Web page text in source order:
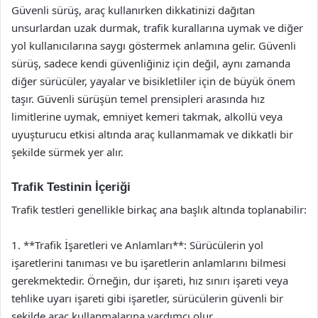
Güvenli sürüş, araç kullanırken dikkatinizi dağıtan
unsurlardan uzak durmak, trafik kurallarına uymak ve diğer
yol kullanıcılarına saygı göstermek anlamına gelir. Güvenli
sürüş, sadece kendi güvenliğiniz için değil, aynı zamanda
diğer sürücüler, yayalar ve bisikletliler için de büyük önem
taşır. Güvenli sürüşün temel prensipleri arasında hız
limitlerine uymak, emniyet kemeri takmak, alkollü veya
uyuşturucu etkisi altında araç kullanmamak ve dikkatli bir
şekilde sürmek yer alır.
Trafik Testinin İçeriği
Trafik testleri genellikle birkaç ana başlık altında toplanabilir:
1. **Trafik İşaretleri ve Anlamları**: Sürücülerin yol
işaretlerini tanıması ve bu işaretlerin anlamlarını bilmesi
gerekmektedir. Örneğin, dur işareti, hız sınırı işareti veya
tehlike uyarı işareti gibi işaretler, sürücülerin güvenli bir